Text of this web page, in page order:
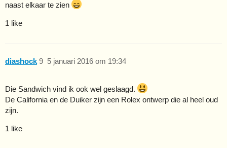
naast elkaar te zien
1 like
diashock 5 januari 2016 om 19:34
9
Die Sandwich vind ik ook wel geslaagd.
De California en de Duiker zijn een Rolex ontwerp die al heel oud
zijn.
1 like